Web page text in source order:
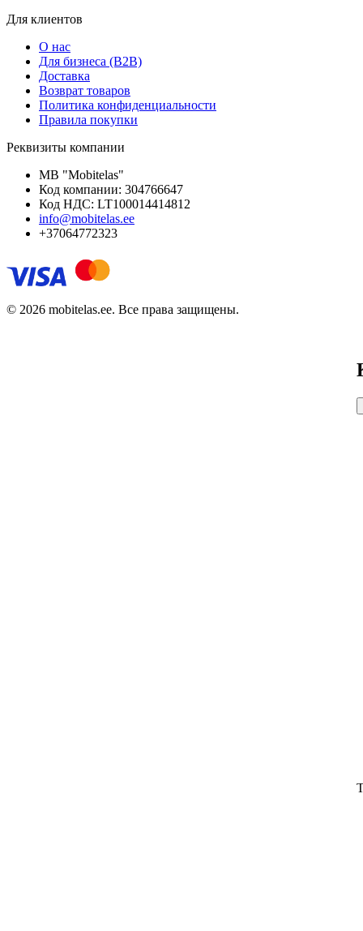
Для клиентов
О нас
Для бизнеса (B2B)
Доставка
Возврат товаров
Политика конфиденциальности
Правила покупки
Реквизиты компании
MB "Mobitelas"
Код компании: 304766647
Код НДС: LT100014414812
info@mobitelas.ee
+37064772323
© 2026 mobitelas.ee. Все права защищены.